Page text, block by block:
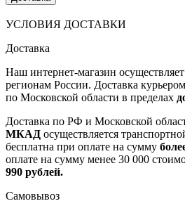
УСЛОВИЯ ДОСТАВКИ
Доставка
Наш интернет-магазин
регионам России. Доставка курьером
по Московской области в пределах
Доставка по РФ и Московской
МКАД осуществляется
бесплатна при оплате на сумму
оплате на сумму менее 30 000
990 рублей.
Самовывоз